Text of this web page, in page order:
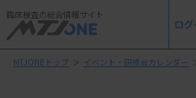
臨床検査の総合情報サイト
ロ
MTJONEトップ ＞ イベント・研修会カレンダー